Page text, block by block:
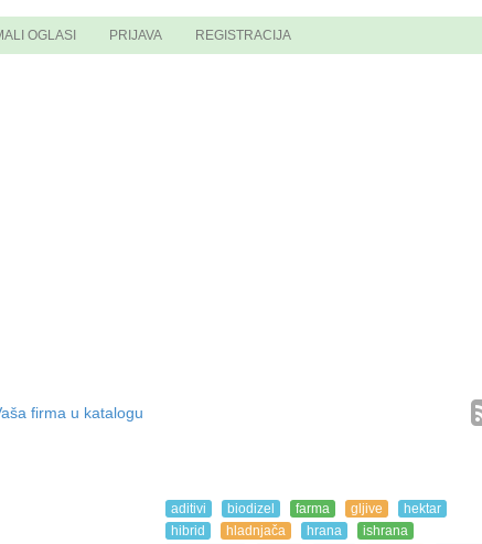
OGLASI PRIJAVA REGISTRACIJA
firma u katalogu
aditivi biodizel farma gljive
hektar
hibrid
hladnjača hrana
ishrana